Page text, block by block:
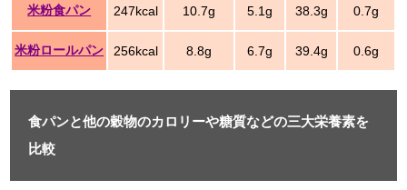
米粉食パン 247kcal 10.7g 5.1g 38.3g 0.7g
米粉ロールパン 256kcal 8.8g 6.7g 39.4g 0.6g
食パンと他の穀物のカロリーや糖質などの三大栄養素を
比較